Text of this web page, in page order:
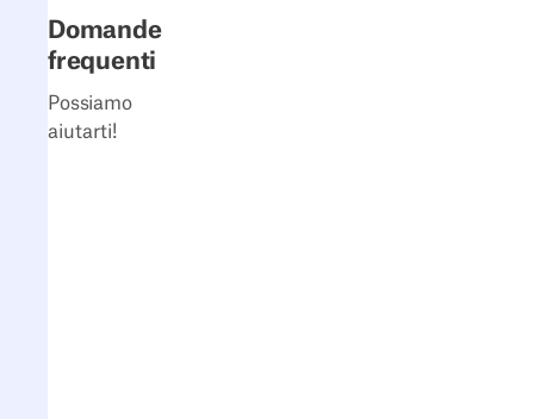
Domande
frequenti
Possiamo
aiutarti!